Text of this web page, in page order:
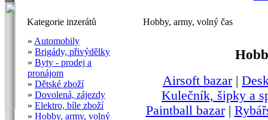
Kategorie inzerátů
» Automobily
» Brigády, přivýdělky
» Byty - prodej a
pronájom
» Dětské zboží
» Dovolená, zájezdy
» Elektro, bíle zboží
» Hobby, army, volný
Hobby, army, volný čas
Airsoft bazar|
Kulečník, šipky a
Paintball bazar|